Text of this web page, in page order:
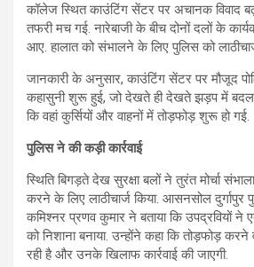
कॉलेज स्थित काउंटिंग सेंटर पर अचानक विवाद
तफरी मच गई. नारेबाजी के बीच दोनों दलों के
आए. हालात को संभालने के लिए पुलिस को
जानकारी के अनुसार, काउंटिंग सेंटर पर मौजूद
कहासुनी शुरू हुई, जो देखते ही देखते झड़प में बदल
कि वहां कुर्सियों और वाहनों में तोड़फोड़ शुरू हो गई.
पुलिस ने की कड़ी कार्रवाई
स्थिति बिगड़ते देख सुरक्षा बलों ने तुरंत मोर्चा
करने के लिए लाठीचार्ज किया. आसनसोल
कमिश्नर प्रणव कुमार ने बताया कि उपद्रवियों
को निशाना बनाया. उन्होंने कहा कि तोड़फोड़ करने
रही है और उनके खिलाफ कार्रवाई की जाएगी.